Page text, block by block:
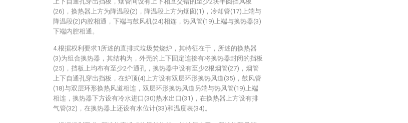
(26)，换热器上方为降温段(2)，降温段上方为烟囱(1)，冷却管(17)上端与
降温段(2)内腔相通，下端与鼓风机(24)相连，热风管(19)上端与换热器(3)
下端内腔相通。
4.根据权利要求1所述的直排式垃圾焚烧炉，其特征在于，所述的换热器
(3)为组合换热器，其结构为，外壳的上下固定连接有将换热器封闭的挡板
(25)，挡板上均布有至少2个通孔，换热器中设有至少2根烟管(27)，烟管
上下自通孔穿出挡板，在炉顶(4)上方设有双层环形换热风道(35)，鼓风管
(18)与双层环形换热风道相连，双层环形换热风道另端与热风管(19)上端
相连，换热器下方设有冷水进口(30)热水出口(31)，在换热器上方设有排
气管(32)，在换热器上还设有水位计(33)和温度表(34)。